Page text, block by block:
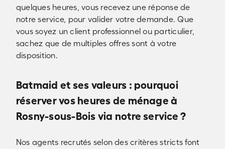
quelques heures, vous recevez une réponse de
notre service, pour valider votre demande. Que
vous soyez un client professionnel ou particulier,
sachez que de multiples offres sont à votre
disposition.
Batmaid et ses valeurs : pourquoi
réserver vos heures de ménage à
Rosny-sous-Bois via notre service ?
Nos agents recrutés selon des critères stricts font